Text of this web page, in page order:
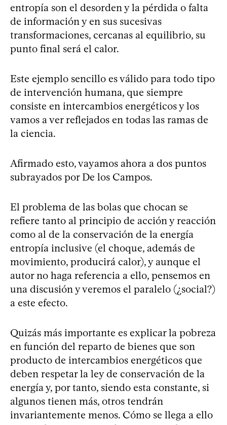
entropía son el desorden y la pérdida o falta
de información y en sus sucesivas
transformaciones, cercanas al equilibrio, su
punto final será el calor.
Este ejemplo sencillo es válido para todo tipo
de intervención humana, que siempre
consiste en intercambios energéticos y los
vamos a ver reflejados en todas las ramas de
la ciencia.
Afirmado esto, vayamos ahora a dos puntos
subrayados por De los Campos.
El problema de las bolas que chocan se
refiere tanto al principio de acción y reacción
como al de la conservación de la energía
entropía inclusive (el choque, además de
movimiento, producirá calor), y aunque el
autor no haga referencia a ello, pensemos en
una discusión y veremos el paralelo (¿social?)
a este efecto.
Quizás más importante es explicar la pobreza
en función del reparto de bienes que son
producto de intercambios energéticos que
deben respetar la ley de conservación de la
energía y, por tanto, siendo esta constante, si
algunos tienen más, otros tendrán
invariantemente menos. Cómo se llega a ello